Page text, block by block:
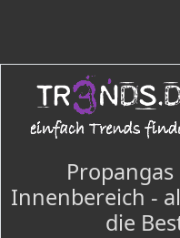
Innenbereich -
die